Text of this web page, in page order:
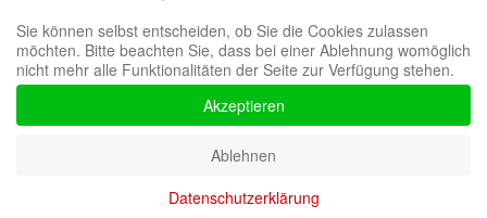
Sie können selbst entscheiden, ob Sie die Cookies zulassen
möchten. Bitte beachten Sie, dass bei einer Ablehnung womöglich
nicht mehr alle Funktionalitäten der Seite zur Verfügung stehen.
Akzeptieren
Ablehnen
Datenschutzerklärung